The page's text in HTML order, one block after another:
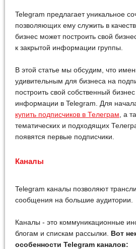
Telegram предлагает уникальное
позволяющих ему служить в
бизнес может построить свой
к закрытой информации группы.
В этой статье мы обсудим, что
удивительным для бизнеса на
построить свой собственный
информации в Telegram. Для
купить подписчиков в Телеграм , а
тематических и подходящих
появятся первые подписчики.
Каналы
Telegram каналы позволяют
сообщения на большие аудитории.
Каналы - это коммуникационные
блогам и спискам рассылки. Вот
особенности Telegram каналов: